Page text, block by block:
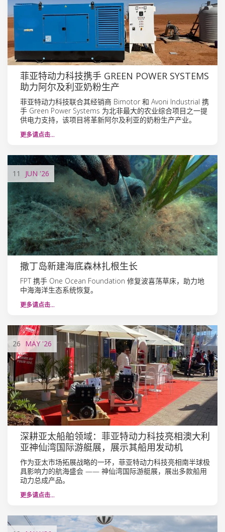
菲亚特动力科技携手 GREEN POWER SYSTEMS
助力阿尔及利亚奶粉生产
菲亚特动力科技联合其经销商 Bimotor 和 Avoni Industrial 携
手 Green Power Systems 为北非最大的农业综合项目之一提
供电力支持，该项目将革新阿尔及利亚的奶粉生产产业。
更多请点击…
11 JUN '26
撒丁岛新建海底森林扎根生长
FPT 携手 One Ocean Foundation 修复波喜荡草床，助力地
中海海洋生态系统恢复。
更多请点击…
26 MAY '26
深耕亚太船舶领域：菲亚特动力科技亮相澳大利
亚神仙湾国际游艇展，展示其船用发动机
作为亚太市场拓展战略的一环，菲亚特动力科技亮相南半球极
具影响力的航海盛会 —— 神仙湾国际游艇展，展出多款船用
动力总成产品。
更多请点击…